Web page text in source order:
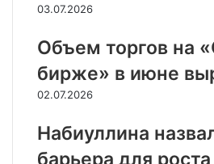
03.07.2026
Объем торгов на
бирже» в июне
02.07.2026
Набиуллина
барьера для роста